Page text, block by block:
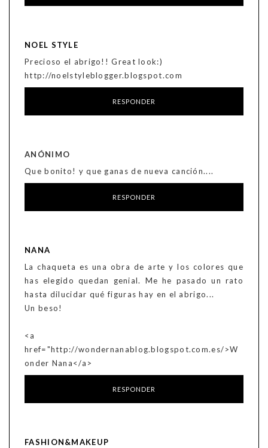
NOEL STYLE
Precioso el abrigo!! Great look:)
http://noelstyleblogger.blogspot.com
RESPONDER
ANÓNIMO
Que bonito! y que ganas de nueva canción....
RESPONDER
NANA
La chaqueta es una obra de arte y los colores que
has elegido quedan genial. Me he pasado un rato
hasta dilucidar qué figuras hay en el abrigo...
Un beso!
<a
href="http://wondernanablog.blogspot.com.es/>W
onder Nana</a>
RESPONDER
FASHION&MAKEUP